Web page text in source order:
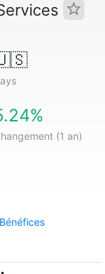
(1 an)
Bénéfices